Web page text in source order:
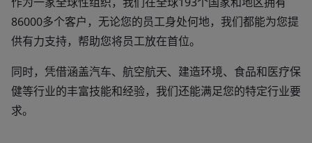
86000多个客户，无论您的员工身处何地，我们都能为您提
供有力支持，帮助您将员工放在首位。
同时，凭借涵盖汽车、航空航天、建造环境、食品和医疗保
健等行业的丰富技能和经验，我们还能满足您的特定行业要
求。